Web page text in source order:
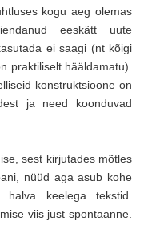
kogu aeg olemas
eeskätt uute
ei saagi (nt kõigi
praktiliselt hääldamatu).
konstruktsioone on
ja need koonduvad
sest kirjutades mõtles
nüüd aga asub kohe
keelega tekstid.
viis just spontaanne.